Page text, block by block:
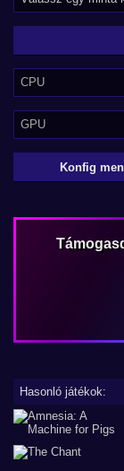
CPU
GPU
Konfig
Hasonló játékok: